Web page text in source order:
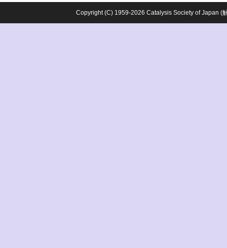
Copyright (C) 1959-2026 Catalysis Society of Japan (